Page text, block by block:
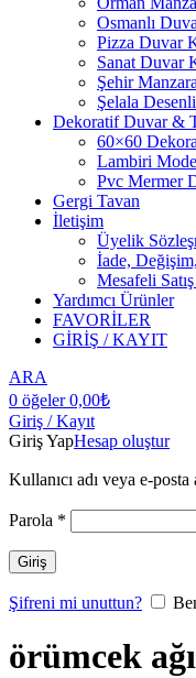
Osmanlı
Pizza Duvar
Sanat Duvar
Şehir
Şelala
Dekoratif Duvar &
60×60
Lambiri
Pvc Mermer
Gergi Tavan
İletişim
Üyelik
İade,
Mesafeli
Yardımcı Ürünler
FAVORİLER
GİRİŞ / KAYIT
ARA
0 öğeler 0,00₺
Giriş / Kayıt
Giriş YapHesap oluştur
Kullanıcı adı veya e-posta
Parola *
Giriş
Şifreni mi unuttun?
örümcek